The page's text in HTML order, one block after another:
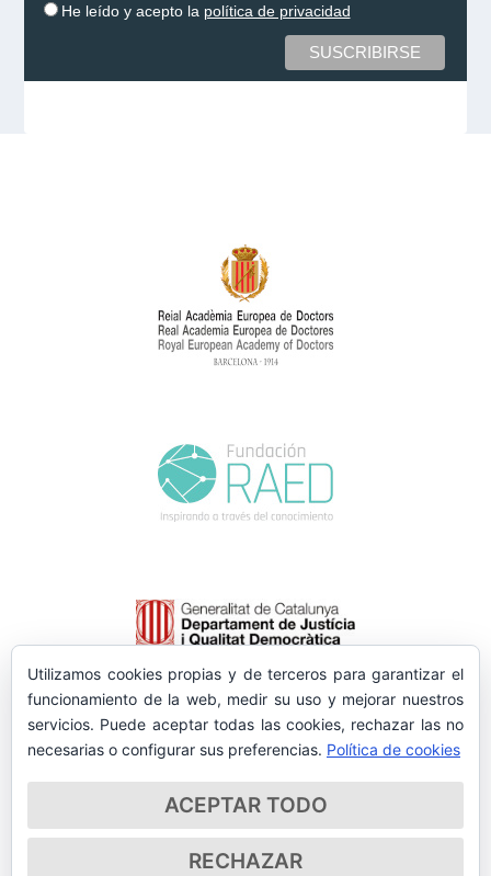
He leído y acepto la política de privacidad
Utilizamos cookies propias y de terceros para garantizar el
funcionamiento de la web, medir su uso y mejorar nuestros
servicios. Puede aceptar todas las cookies, rechazar las no
necesarias o configurar sus preferencias. Política de cookies
ACEPTAR TODO
RECHAZAR